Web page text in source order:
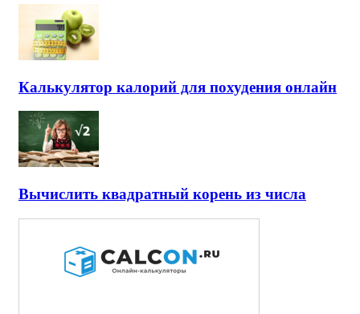
Калькулятор калорий для похудения онлайн
Вычислить квадратный корень из числа